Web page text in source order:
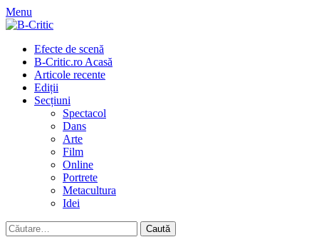
Skip
to
Menu
Primary
Menu
Efecte de scenă
B-Critic.ro Acasă
Articole recente
Ediții
Secțiuni
Spectacol
Dans
Arte
Film
Online
Portrete
Metacultura
Idei
Caută
după: